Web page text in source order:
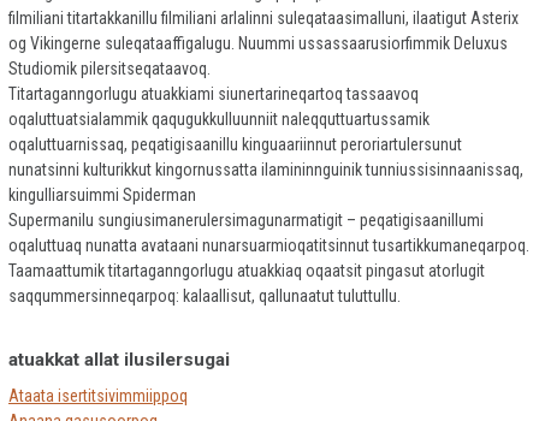
filmiliani titartakkanillu filmiliani arlalinni suleqataasimalluni, ilaatigut Asterix
og Vikingerne suleqataaffigalugu. Nuummi ussassaarusiorfimmik Deluxus
Studiomik pilersitseqataavoq.
Titartaganngorlugu atuakkiami siunertarineqartoq tassaavoq
oqaluttuatsialammik qaqugukkulluunniit naleqquttuartussamik
oqaluttuarnissaq, peqatigisaanillu kinguaariinnut peroriartulersunut
nunatsinni kulturikkut kingornussatta ilamininnguinik tunniussisinnaanissaq,
kingulliarsuimmi Spiderman
Supermanilu sungiusimanerulersimagunarmatigit – peqatigisaanillumi
oqaluttuaq nunatta avataani nunarsuarmioqatitsinnut tusartikkumaneqarpoq.
Taamaattumik titartaganngorlugu atuakkiaq oqaatsit pingasut atorlugit
saqqummersinneqarpoq: kalaallisut, qallunaatut tuluttullu.
atuakkat allat ilusilersugai
Ataata isertitsivimmiippoq